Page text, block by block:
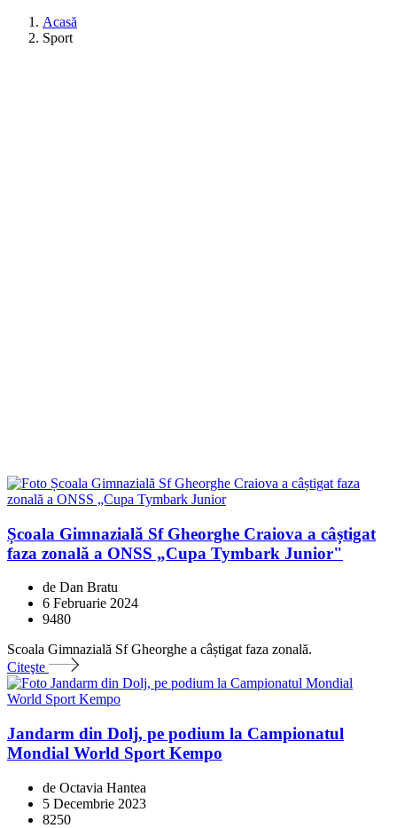
Acasă
Sport
Școala Gimnazială Sf Gheorghe Craiova a câștigat
faza zonală a ONSS „Cupa Tymbark Junior"
de Dan Bratu
6 Februarie 2024
9480
Scoala Gimnazială Sf Gheorghe a câștigat faza zonală.
Citeşte
Jandarm din Dolj, pe podium la Campionatul
Mondial World Sport Kempo
de Octavia Hantea
5 Decembrie 2023
8250